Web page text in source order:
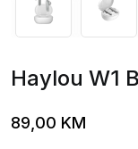
Haylou W1
89,00 KM